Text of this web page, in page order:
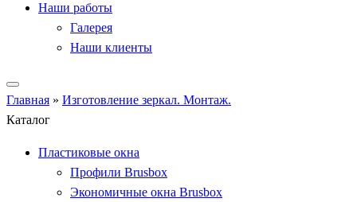
Наши работы
Галерея
Наши клиенты
Главная » Изготовление зеркал. Монтаж.
Каталог
Пластиковые окна
Профили Brusbox
Экономичные окна Brusbox